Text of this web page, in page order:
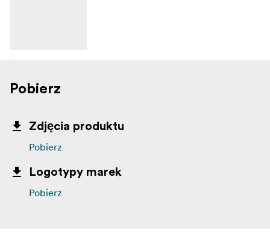
Pobierz
Zdjęcia produktu
Pobierz
Logotypy marek
Pobierz